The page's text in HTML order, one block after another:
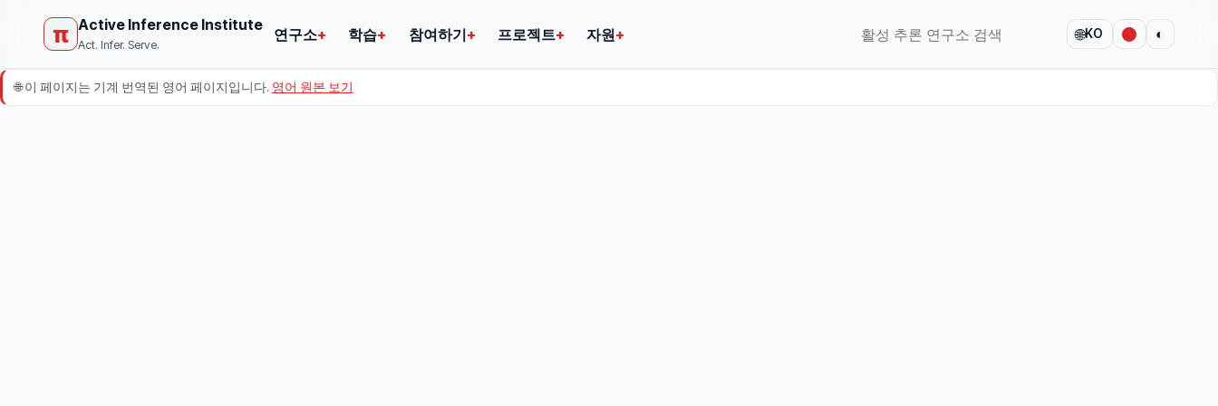
π Active Inference Institute
Act. Infer. Serve.
연구소+ 학습+ 참여하기+ 프로젝트+ 자원+ 🌐KO ◐
🌐이 페이지는 기계 번역된 영어 페이지입니다. 영어 원본 보기